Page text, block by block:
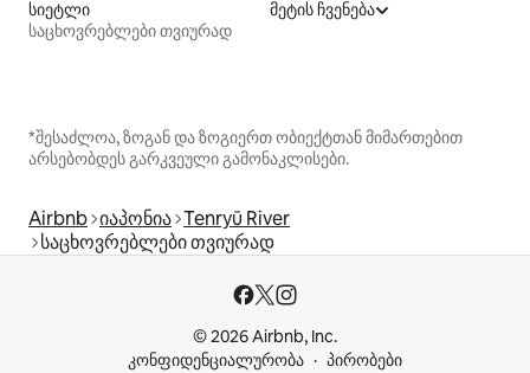
სიეტლი
საცხოვრებლები თვიურად
მეტის ჩვენება
*შესაძლოა, ზოგან და ზოგიერთ ობიექტთან მიმართებით
არსებობდეს გარკვეული გამონაკლისები.
Airbnb იაპონია Tenryū River
საცხოვრებლები თვიურად
© 2026 Airbnb, Inc.
კონფიდენციალურობა
პირობები